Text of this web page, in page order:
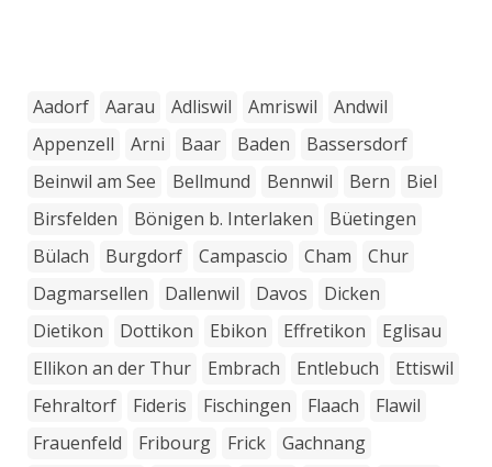
Aadorf Aarau Adliswil Amriswil
Andwil
Appenzell
Arni Baar Baden
Bassersdorf
Beinwil am See
Bellmund Bennwil Bern
Biel
Birsfelden
Bönigen b. Interlaken
Büetingen
Bülach
Burgdorf Campascio Cham
Chur
Dagmarsellen
Dallenwil Davos
Dicken
Dietikon
Dottikon Ebikon Effretikon
Eglisau
Ellikon an der Thur
Embrach Entlebuch
Ettiswil
Fehraltorf
Fideris Fischingen Flaach
Flawil
Frauenfeld
Fribourg Frick
Gachnang